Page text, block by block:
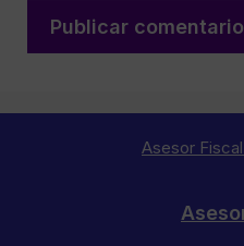
Asesor